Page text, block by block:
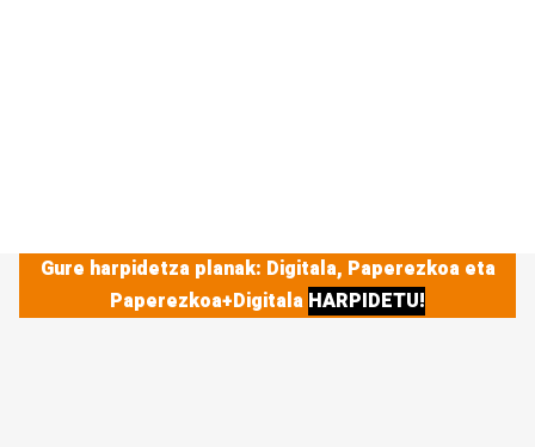
Gure harpidetza planak: Digitala, Paperezkoa eta
Paperezkoa+Digitala HARPIDETU!